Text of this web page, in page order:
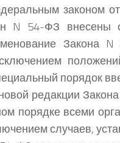
законом
N 54-ФЗ внесены
Закона
порядок
редакции
порядке всеми
случаев,